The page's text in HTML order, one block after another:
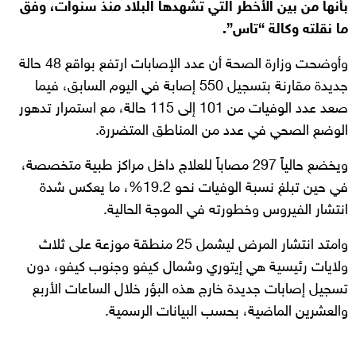
بأنها من بين الأخطر التي تشهدها البلاد منذ سنوات، وفق
ما نقلته وكالة “تاس”.
وأوضحت وزارة الصحة أن عدد الإصابات ارتفع بواقع 48 حالة
جديدة مقارنة بتسجيل 550 إصابة في اليوم السابق، فيما
صعد عدد الوفيات من 101 إلى 115 حالة، مع استمرار تدهور
الوضع الصحي في عدد من المناطق المتضررة.
ويخضع حالياً 297 مصاباً للعلاج داخل مراكز طبية متخصصة،
في حين تبلغ نسبة الوفيات نحو 19.2%، ما يعكس شدة
انتشار الفيروس وخطورته في الموجة الحالية.
وامتد انتشار المرض ليشمل 25 منطقة موزعة على ثلاث
ولايات رئيسية هي إيتوري وشمال كيفو وجنوب كيفو، دون
تسجيل إصابات جديدة خارج هذه البؤر خلال الساعات الأربع
والعشرين الماضية، بحسب البيانات الرسمية.